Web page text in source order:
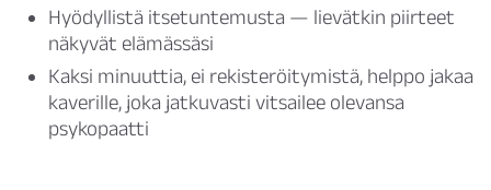
Hyödyllistä itsetuntemusta — lievätkin piirteet
näkyvät elämässäsi
Kaksi minuuttia, ei rekisteröitymistä, helppo jakaa
kaverille, joka jatkuvasti vitsailee olevansa
psykopaatti